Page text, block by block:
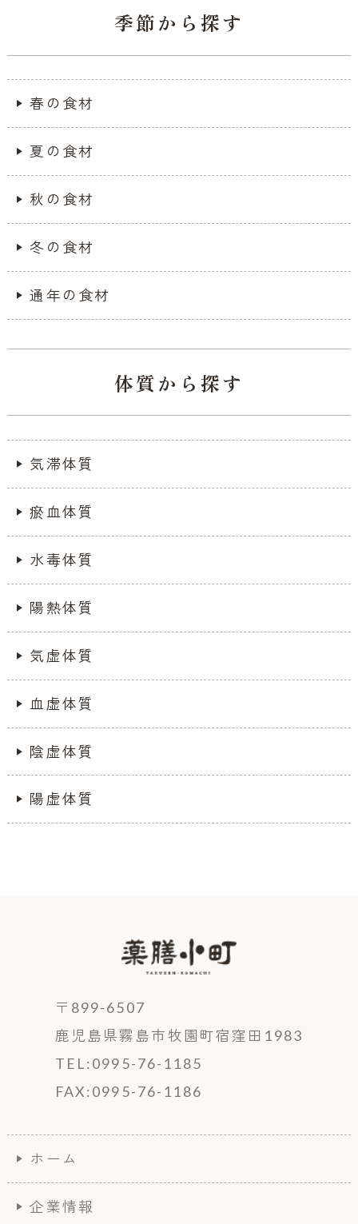
季節から探す
春の食材
夏の食材
秋の食材
冬の食材
通年の食材
体質から探す
気滞体質
瘀血体質
水毒体質
陽熱体質
気虚体質
血虚体質
陰虚体質
陽虚体質
〒899-6507
鹿児島県霧島市牧園町宿窪田1983
TEL:0995-76-1185
FAX:0995-76-1186
ホーム
企業情報